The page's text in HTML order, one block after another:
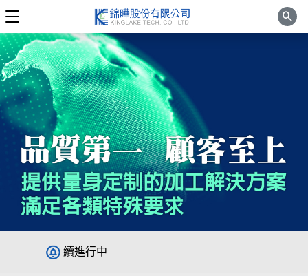
search
本公司於113年7月導入5S輔導專案，持
續進行中